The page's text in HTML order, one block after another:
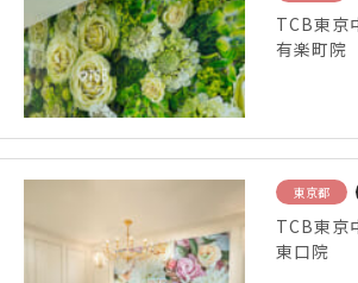
TCB東京
有楽町院
東京都
TCB東京
東口院